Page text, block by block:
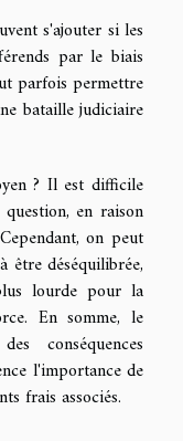
s'ajouter si les
par le biais
parfois permettre
bataille judiciaire
? Il est difficile
en raison
on peut
déséquilibrée,
lourde pour la
En somme, le
conséquences
l'importance de
frais associés.